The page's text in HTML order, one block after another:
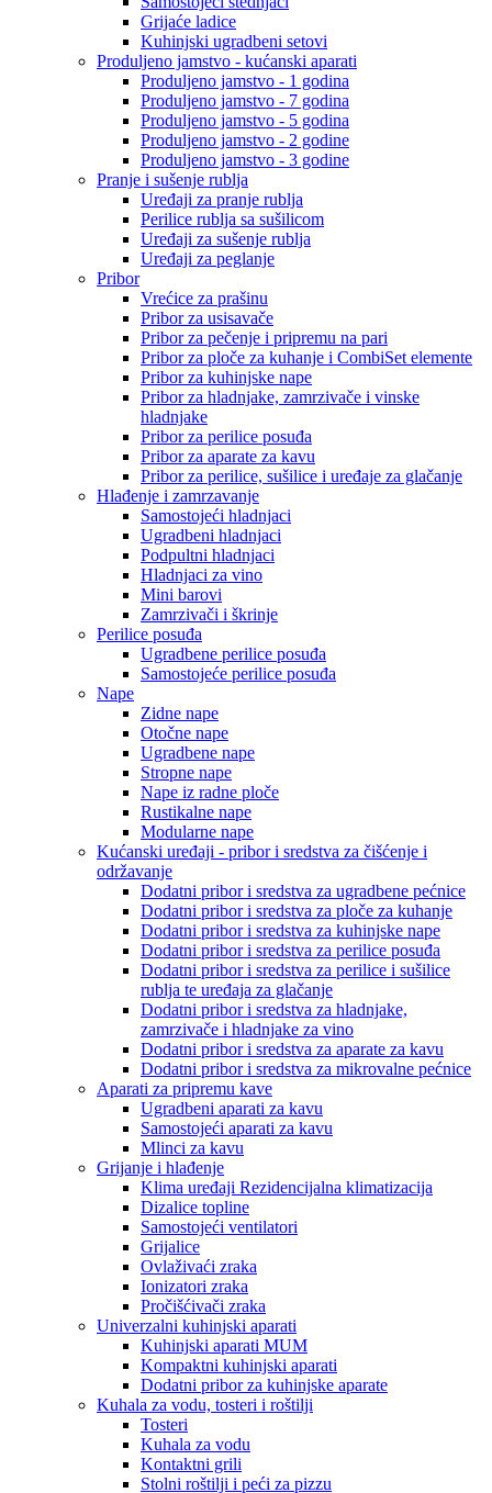
Grijaće ladice
Kuhinjski ugradbeni setovi
Produljeno jamstvo - kućanski aparati
Produljeno jamstvo - 1 godina
Produljeno jamstvo - 7 godina
Produljeno jamstvo - 5 godina
Produljeno jamstvo - 2 godine
Produljeno jamstvo - 3 godine
Pranje i sušenje rublja
Uređaji za pranje rublja
Perilice rublja sa sušilicom
Uređaji za sušenje rublja
Uređaji za peglanje
Pribor
Vrećice za prašinu
Pribor za usisavače
Pribor za pečenje i pripremu na pari
Pribor za ploče za kuhanje i CombiSet elemente
Pribor za kuhinjske nape
Pribor za hladnjake, zamrzivače i vinske
hladnjake
Pribor za perilice posuđa
Pribor za aparate za kavu
Pribor za perilice, sušilice i uređaje za glačanje
Hlađenje i zamrzavanje
Samostojeći hladnjaci
Ugradbeni hladnjaci
Podpultni hladnjaci
Hladnjaci za vino
Mini barovi
Zamrzivači i škrinje
Perilice posuđa
Ugradbene perilice posuđa
Samostojeće perilice posuđa
Nape
Zidne nape
Otočne nape
Ugradbene nape
Stropne nape
Nape iz radne ploče
Rustikalne nape
Modularne nape
Kućanski uređaji - pribor i sredstva za čišćenje i
održavanje
Dodatni pribor i sredstva za ugradbene pećnice
Dodatni pribor i sredstva za ploče za kuhanje
Dodatni pribor i sredstva za kuhinjske nape
Dodatni pribor i sredstva za perilice posuđa
Dodatni pribor i sredstva za perilice i sušilice
rublja te uređaja za glačanje
Dodatni pribor i sredstva za hladnjake,
zamrzivače i hladnjake za vino
Dodatni pribor i sredstva za aparate za kavu
Dodatni pribor i sredstva za mikrovalne pećnice
Aparati za pripremu kave
Ugradbeni aparati za kavu
Samostojeći aparati za kavu
Mlinci za kavu
Grijanje i hlađenje
Klima uređaji Rezidencijalna klimatizacija
Dizalice topline
Samostojeći ventilatori
Grijalice
Ovlaživaći zraka
Ionizatori zraka
Pročišćivači zraka
Univerzalni kuhinjski aparati
Kuhinjski aparati MUM
Kompaktni kuhinjski aparati
Dodatni pribor za kuhinjske aparate
Kuhala za vodu, tosteri i roštilji
Tosteri
Kuhala za vodu
Kontaktni grili
Stolni roštilji i peći za pizzu